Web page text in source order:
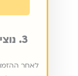
3.
לאחר